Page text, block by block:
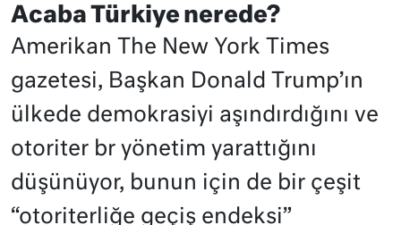
Acaba Türkiye nerede?
Amerikan The New York Times
gazetesi, Başkan Donald Trump’ın
ülkede demokrasiyi aşındırdığını ve
otoriter br yönetim yarattığını
düşünüyor, bunun için de bir çeşit
“otoriterliğe geçiş endeksi”